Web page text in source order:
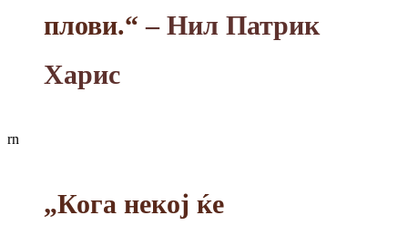
плови.“ – Нил Патрик
Харис
rn
„Кога некој ќе